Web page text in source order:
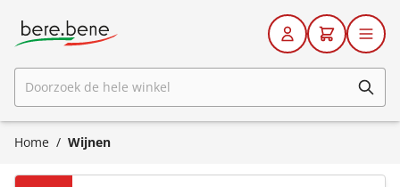
Doorzoek de hele winkel
Home / Wijnen